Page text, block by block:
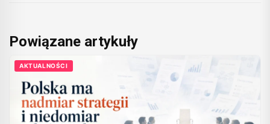
Powiązane artykuły
AKTUALNOŚCI